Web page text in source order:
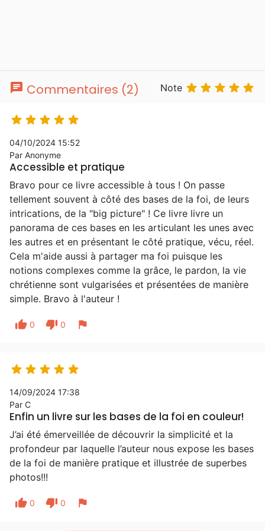
chat Commentaires (2) Note     
    
04/10/2024 15:52
Par Anonyme
Accessible et pratique
Bravo pour ce livre accessible à tous ! On passe
tellement souvent à côté des bases de la foi, de leurs
intrications, de la "big picture" ! Ce livre livre un
panorama de ces bases en les articulant les unes avec
les autres et en présentant le côté pratique, vécu, réel.
Cela m'aide aussi à partager ma foi puisque les
notions complexes comme la grâce, le pardon, la vie
chrétienne sont vulgarisées et présentées de manière
simple. Bravo à l'auteur !
thumb_up 0 thumb_down 0 flag
    
14/09/2024 17:38
Par C
Enfin un livre sur les bases de la foi en couleur!
J’ai été émerveillée de découvrir la simplicité et la
profondeur par laquelle l’auteur nous expose les bases
de la foi de manière pratique et illustrée de superbes
photos!!!
thumb_up 0 thumb_down 0 flag